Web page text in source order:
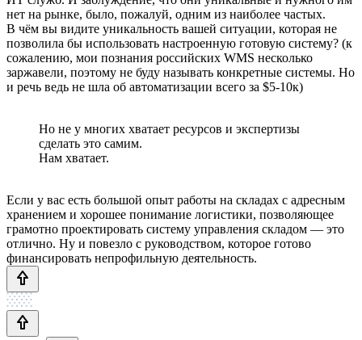
нет на рынке, было, пожалуй, одним из наиболее частых.
В чём вы видите уникальность вашей ситуации, которая не
позволила бы использовать настроенную готовую систему? (к
сожалению, мои познания российских WMS несколько
заржавели, поэтому не буду называть конкретные системы. Но
и речь ведь не шла об автоматизации всего за $5-10к)
Но не у многих хватает ресурсов и экспертизы
сделать это самим.
Нам хватает.
Если у вас есть большой опыт работы на складах с адресным
хранением и хорошее понимание логистики, позволяющее
грамотно проектировать систему управления складом — это
отлично. Ну и повезло с руководством, которое готово
финансировать непрофильную деятельность.